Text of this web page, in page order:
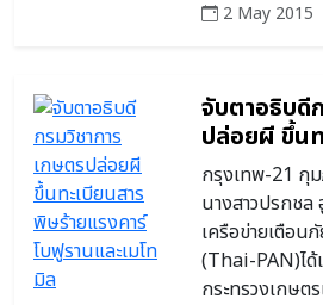
2 May 2015
จับตาอธิบดี
ปล่อยผี ขึ้น
แรงคาร์โบฟู
กรุงเทพ-21 กุ
นางสาวปรกช
เครือข่ายเตือน
(Thai-PAN)ได้
กระทรวงเกษต